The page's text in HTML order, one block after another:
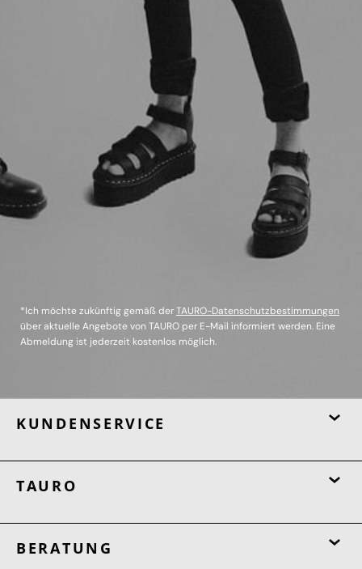
*Ich möchte zukünftig gemäß derTAURO-Datenschutzbestimmungen
über aktuelle Angebote von TAURO per E-Mail informiert werden. Eine
Abmeldung ist jederzeit kostenlos möglich.
KUNDENSERVICE
TAURO
BERATUNG